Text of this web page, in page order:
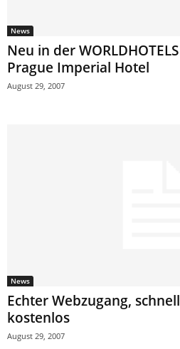
News
Neu in der
Prague Imperial Hotel
August 29, 2007
News
Echter Webzugang,
kostenlos
August 29, 2007